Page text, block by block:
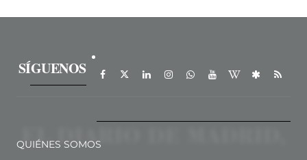
SÍGUENOS
QUIÉNES SOMOS